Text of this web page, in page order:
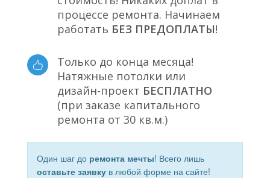
процессе ремонта. Начинаем
работать БЕЗ ПРЕДОПЛАТЫ!
Только до конца месяца!
Натяжные потолки или
дизайн-проект БЕСПЛАТНО
(при заказе капитального
ремонта от 30 кв.м.)
Один шаг до ремонта мечты! Всего лишь
оставьте заявку в любой форме на сайте!